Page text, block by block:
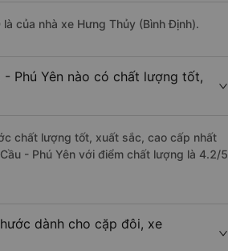
của nhà xe Hưng Thủy (Bình Định).
Phú Yên nào có chất lượng tốt,
chất lượng tốt, xuất sắc, cao cấp nhất
- Phú Yên với điểm chất lượng là 4.2/5
dành cho cặp đôi, xe